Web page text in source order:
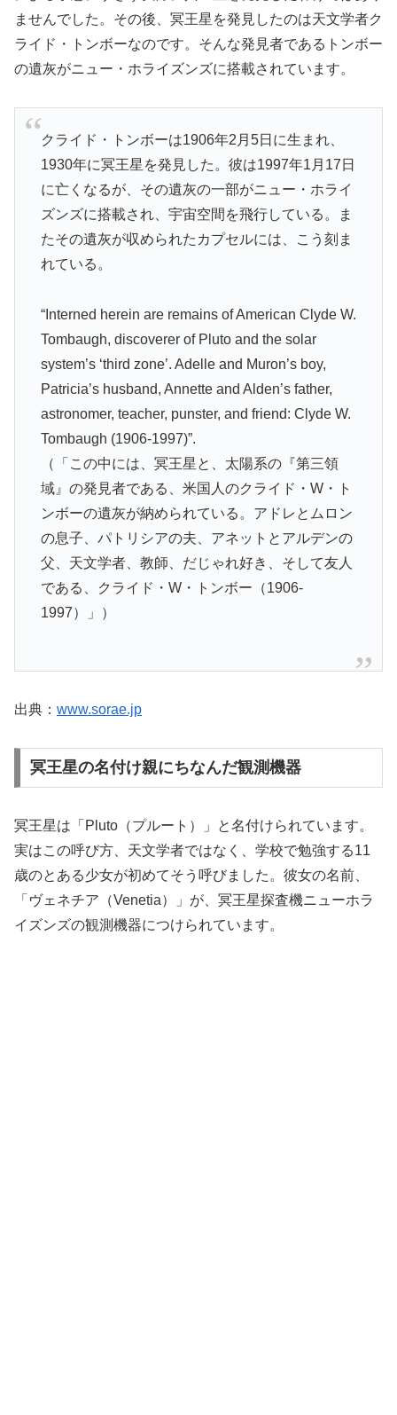
ませんでした。その後、冥王星を発見したのは天文学者ク
ライド・トンボーなのです。そんな発見者であるトンボー
の遺灰がニュー・ホライズンズに搭載されています。
クライド・トンボーは1906年2月5日に生まれ、
1930年に冥王星を発見した。彼は1997年1月17日
に亡くなるが、その遺灰の一部がニュー・ホライ
ズンズに搭載され、宇宙空間を飛行している。ま
たその遺灰が収められたカプセルには、こう刻ま
れている。
“Interned herein are remains of American Clyde W.
Tombaugh, discoverer of Pluto and the solar
system’s ‘third zone’. Adelle and Muron’s boy,
Patricia’s husband, Annette and Alden’s father,
astronomer, teacher, punster, and friend: Clyde W.
Tombaugh (1906-1997)”.
（「この中には、冥王星と、太陽系の『第三領
域』の発見者である、米国人のクライド・W・ト
ンボーの遺灰が納められている。アドレとムロン
の息子、パトリシアの夫、アネットとアルデンの
父、天文学者、教師、だじゃれ好き、そして友人
である、クライド・W・トンボー（1906-
1997）」）
出典： www.sorae.jp
冥王星の名付け親にちなんだ観測機器
冥王星は「Pluto（プルート）」と名付けられています。
実はこの呼び方、天文学者ではなく、学校で勉強する11
歳のとある少女が初めてそう呼びました。彼女の名前、
「ヴェネチア（Venetia）」が、冥王星探査機ニューホラ
イズンズの観測機器につけられています。